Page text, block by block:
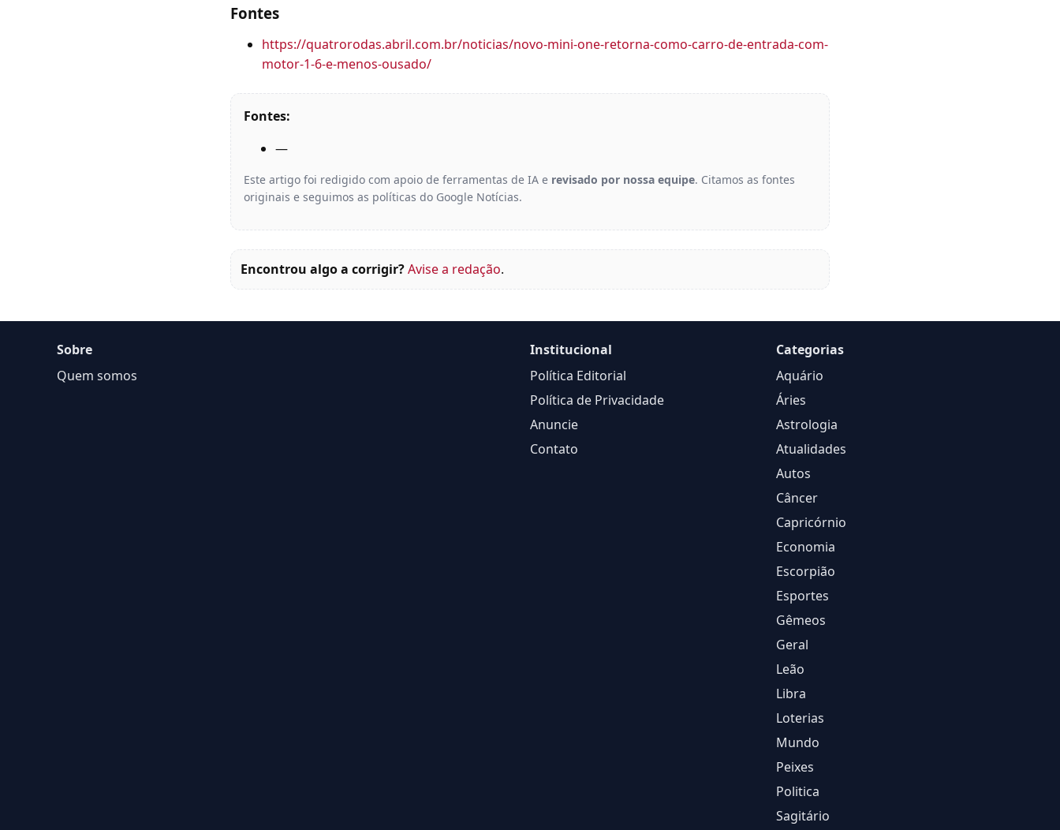
Fontes
https://quatrorodas.abril.com.br/noticias/novo-mini-one-retorna-como-carro-de-entrada-com-
motor-1-6-e-menos-ousado/
Fontes:
—
Este artigo foi redigido com apoio de ferramentas de IA e revisado por nossa equipe. Citamos as fontes
originais e seguimos as políticas do Google Notícias.
Encontrou algo a corrigir?Avise a redação.
Sobre
Quem somos
Institucional
Política Editorial
Política de Privacidade
Anuncie
Contato
Categorias
Aquário
Áries
Astrologia
Atualidades
Autos
Câncer
Capricórnio
Economia
Escorpião
Esportes
Gêmeos
Geral
Leão
Libra
Loterias
Mundo
Peixes
Politica
Sagitário